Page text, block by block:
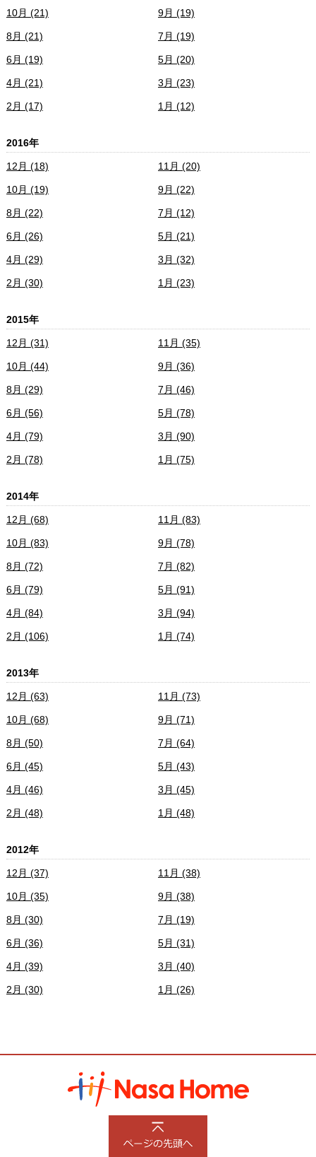
10月 (21) 9月 (19)
8月 (21) 7月 (19)
6月 (19) 5月 (20)
4月 (21) 3月 (23)
2月 (17) 1月 (12)
2016年
12月 (18) 11月 (20)
10月 (19) 9月 (22)
8月 (22) 7月 (12)
6月 (26) 5月 (21)
4月 (29) 3月 (32)
2月 (30) 1月 (23)
2015年
12月 (31) 11月 (35)
10月 (44) 9月 (36)
8月 (29) 7月 (46)
6月 (56) 5月 (78)
4月 (79) 3月 (90)
2月 (78) 1月 (75)
2014年
12月 (68) 11月 (83)
10月 (83) 9月 (78)
8月 (72) 7月 (82)
6月 (79) 5月 (91)
4月 (84) 3月 (94)
2月 (106) 1月 (74)
2013年
12月 (63) 11月 (73)
10月 (68) 9月 (71)
8月 (50) 7月 (64)
6月 (45) 5月 (43)
4月 (46) 3月 (45)
2月 (48) 1月 (48)
2012年
12月 (37) 11月 (38)
10月 (35) 9月 (38)
8月 (30) 7月 (19)
6月 (36) 5月 (31)
4月 (39) 3月 (40)
2月 (30) 1月 (26)